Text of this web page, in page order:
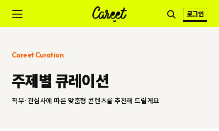
로그인
Careet Curation
주제별 큐레이션
직무·관심사에 따른 맞춤형 콘텐츠를 추천해 드릴게요